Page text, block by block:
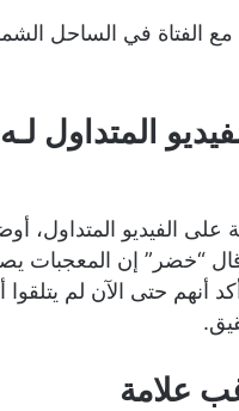
الفتاة في الساحل
المتداول
الفيديو المتداول،
“خضر” إن المعجبات
أنهم حتى الآن لم
علامة